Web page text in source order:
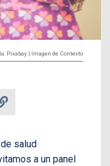
Pixabay | Imagen de Contexto
salud
a un panel